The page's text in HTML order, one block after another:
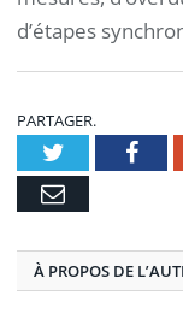
d’étapes
PARTAGER.
Twitter
E-
À PROPOS DE